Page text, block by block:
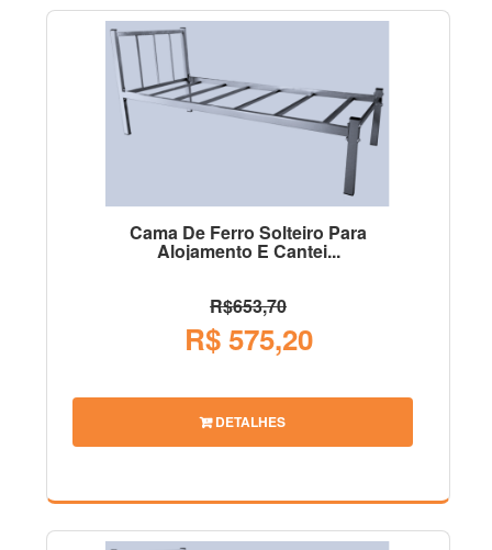
Cama De Ferro Solteiro Para
Alojamento E Cantei...
R$653,70
R$ 575,20
DETALHES